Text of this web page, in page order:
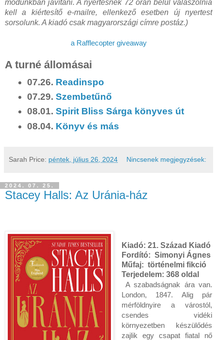
módunkban javítani. A nyertesnek 72 órán belül válaszolnia
kell a kiértesítő e-mailre, ellenkező esetben új nyertest
sorsolunk. A kiadó csak magyarországi címre postáz.)
a Rafflecopter giveaway
A turné állomásai
07.26. Readinspo
07.29.Szembetűnő
08.01.Spirit Bliss Sárga könyves út
08.04. Könyv és más
Sarah Price: péntek, július 26, 2024 Nincsenek megjegyzések:
2024. 07. 25.
Stacey Halls: Az ​Uránia-ház
Kiadó: 21. Század Kiadó
Fordító: Simonyi Ágnes
Műfaj: történelmi fikció
Terjedelem: 368 oldal
A ​szabadságnak ára van.
London, 1847. Alig pár
mérföldnyire a várostól,
csendes vidéki
környezetben készülődés
zajlik egy csapat fiatal nő